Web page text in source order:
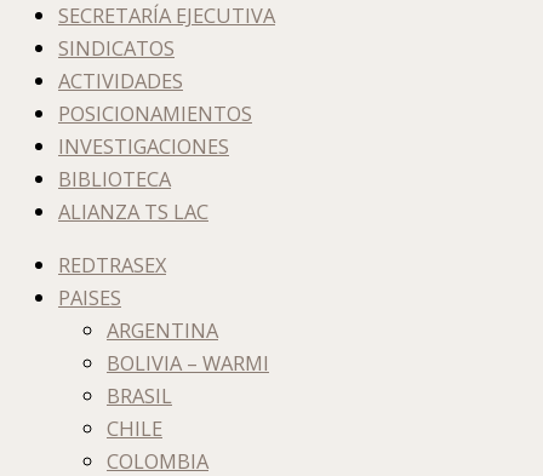
SECRETARÍA EJECUTIVA
SINDICATOS
ACTIVIDADES
POSICIONAMIENTOS
INVESTIGACIONES
BIBLIOTECA
ALIANZA TS LAC
REDTRASEX
PAISES
ARGENTINA
BOLIVIA – WARMI
BRASIL
CHILE
COLOMBIA